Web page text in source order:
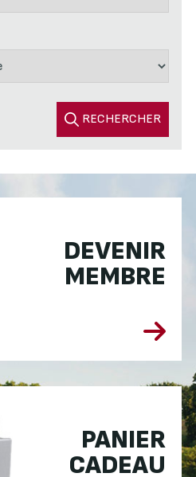
RECHERCHER
DEVENIR
MEMBRE
PANIER
CADEAU